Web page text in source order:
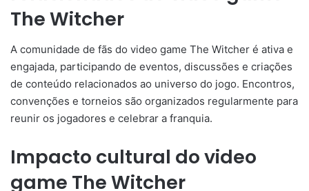
The Witcher
A comunidade de fãs do video game The Witcher é ativa e
engajada, participando de eventos, discussões e criações
de conteúdo relacionados ao universo do jogo. Encontros,
convenções e torneios são organizados regularmente para
reunir os jogadores e celebrar a franquia.
Impacto cultural do video
game The Witcher